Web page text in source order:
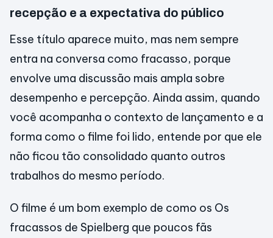
recepção e a expectativa do público
Esse título aparece muito, mas nem sempre
entra na conversa como fracasso, porque
envolve uma discussão mais ampla sobre
desempenho e percepção. Ainda assim, quando
você acompanha o contexto de lançamento e a
forma como o filme foi lido, entende por que ele
não ficou tão consolidado quanto outros
trabalhos do mesmo período.
O filme é um bom exemplo de como os Os
fracassos de Spielberg que poucos fãs